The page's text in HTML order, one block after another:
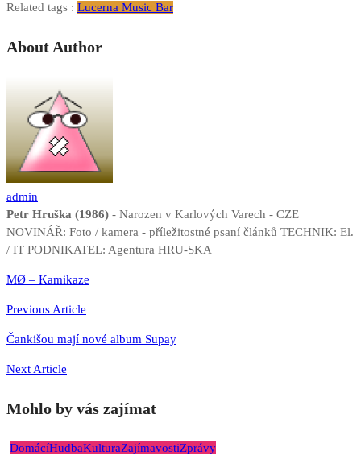
Related tags : Lucerna Music Bar
About Author
admin
Petr Hruška (1986) - Narozen v Karlových Varech - CZE
NOVINÁŘ: Foto / kamera - příležitostné psaní článků TECHNIK: El.
/ IT PODNIKATEL: Agentura HRU-SKA
Navigace
pro
příspěvek
MØ – Kamikaze
Previous Article
Čankišou mají nové album Supay
Next Article
Mohlo by vás zajímat
DomácíHudbaKulturaZajímavostiZprávy